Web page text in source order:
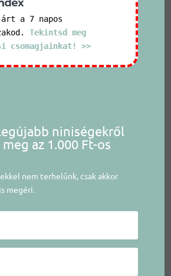
a 7 napos
Tekintsd meg
csomagjainkat! >>
niniségekről
az 1.000 Ft-os
nem terhelünk, csak akkor
megéri.